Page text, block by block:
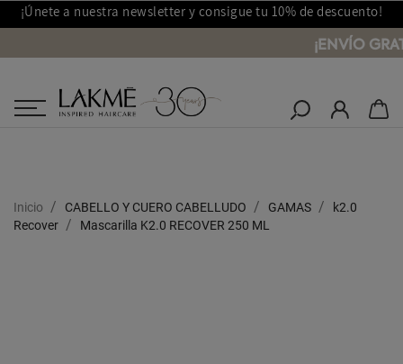
¡Únete a nuestra newsletter y consigue tu 10% de descuento!
¡ENVÍO
Salones Lakmé
Inicio CABELLO Y CUERO CABELLUDO GAMAS
k2.0
Recover
Mascarilla K2.0 RECOVER 250 ML